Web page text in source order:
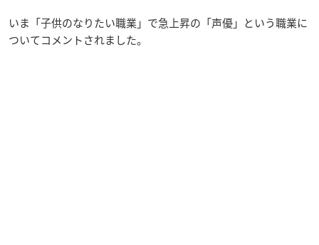
いま「子供のなりたい職業」で急上昇の「声優」という職業に
ついてコメントされました。